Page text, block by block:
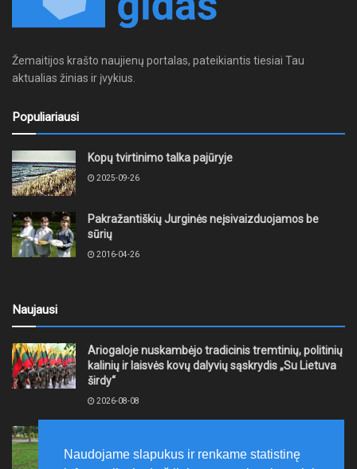
Žemaitijos krašto naujienų portalas, pateikiantis tiesiai Tau
aktualias žinias ir įvykius.
Populiariausi
Kopų tvirtinimo talka pajūryje
2025-09-26
Pakražantiškių Jurginės neįsivaizduojamos be
sūrių
2016-04-26
Naujausi
Ariogaloje nuskambėjo tradicinis tremtinių, politinių
kalinių ir laisvės kovų dalyvių sąskrydis „Su Lietuva
širdy“
2026-08-08
laikytis Kelių eismo taisyklių, tausoti aplinką
Naudojame slapukus ir renkame statistinę